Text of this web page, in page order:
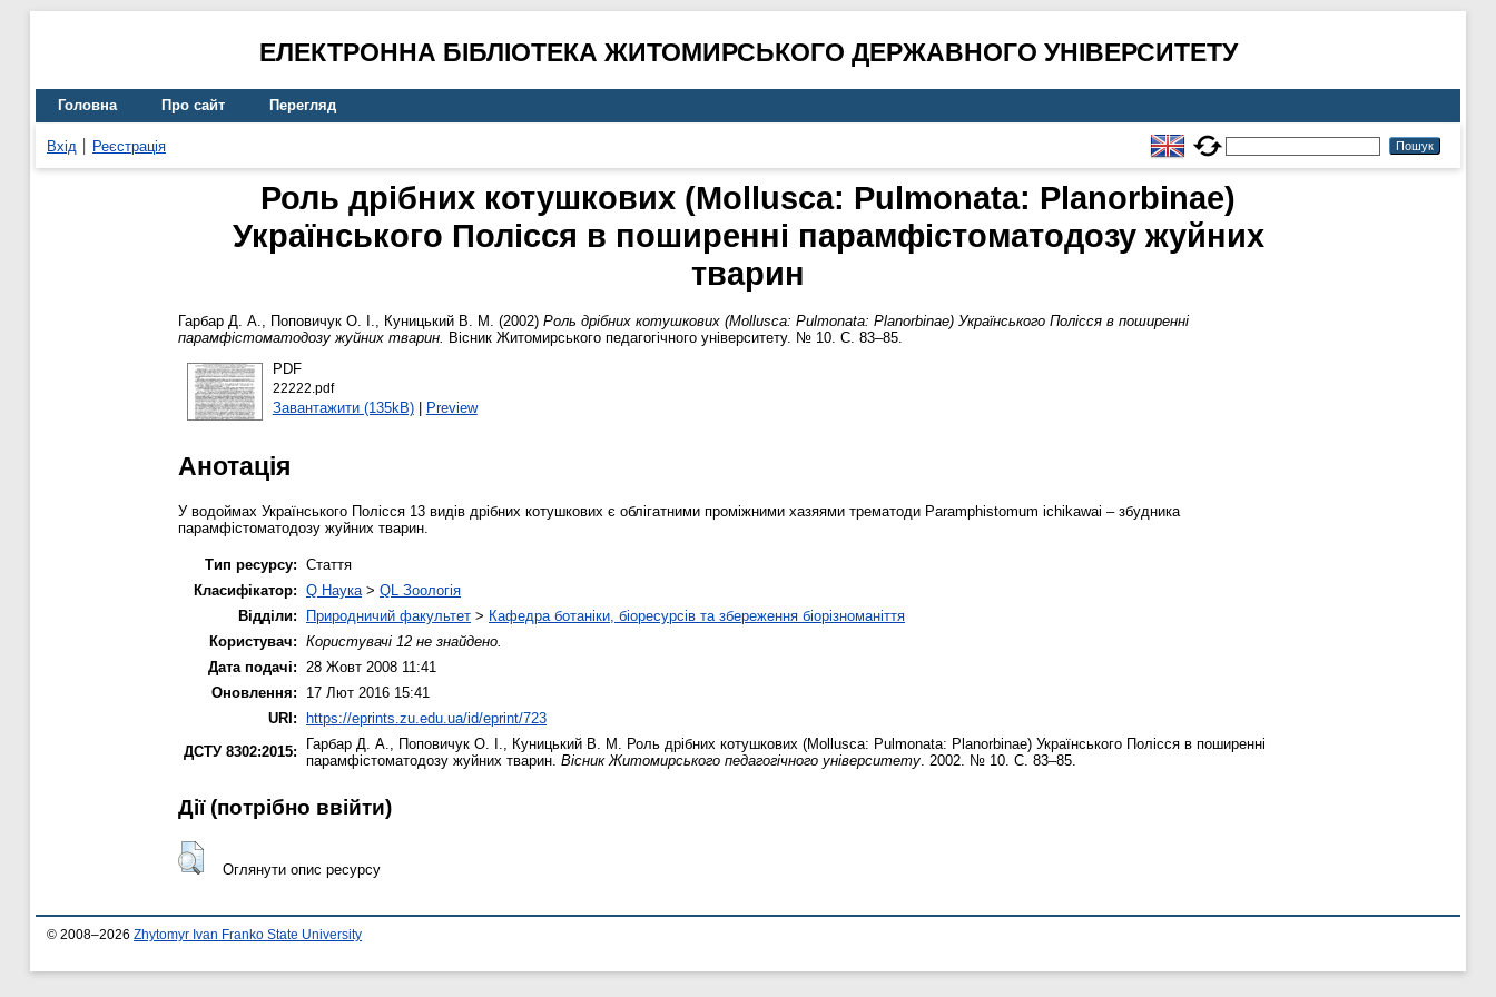
ЕЛЕКТРОННА БІБЛІОТЕКА ЖИТОМИРСЬКОГО ДЕРЖАВНОГО УНІВЕРСИТЕТУ
Головна Про сайт Перегляд
Вхід Реєстрація
Роль дрібних котушкових (Mollusca: Pulmonata: Planorbinae)
Українського Полісся в поширенні парамфістоматодозу жуйних
тварин
Гарбар Д. А., Поповичук О. І., Куницький В. М. (2002) Роль дрібних котушкових (Mollusca: Pulmonata: Planorbinae) Українського Полісся в поширенні
парамфістоматодозу жуйних тварин. Вісник Житомирського педагогічного університету. № 10. С. 83–85.
PDF
22222.pdf
Завантажити (135kB)| Preview
Анотація
У водоймах Українського Полісся 13 видів дрібних котушкових є облігатними проміжними хазяями трематоди Paramphistomum ichikawai – збудника
парамфістоматодозу жуйних тварин.
Тип ресурсу: Стаття
Класифікатор: Q Наука > QL Зоологія
Відділи:
Природничий факультет > Кафедра ботаніки, біоресурсів та збереження біорізноманіття
Користувач: Користувачі 12 не знайдено.
Дата подачі:
28 Жовт 2008 11:41
Оновлення:
17 Лют 2016 15:41
URI: https://eprints.zu.edu.ua/id/eprint/723
ДСТУ 8302:2015:
Гарбар Д. А. Поповичук О. І. Куницький В. М.
Роль дрібних котушкових (Mollusca: Pulmonata: Planorbinae) Українського Полісся в поширенні
парамфістоматодозу жуйних тварин. Вісник Житомирського педагогічного університету . 2002. № 10. С. 83–85.
Дії ​​(потрібно ввійти)
Оглянути опис ресурсу
© 2008–2026 Zhytomyr Ivan Franko State University